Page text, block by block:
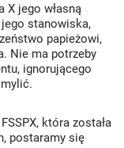
X jego własną
stanowiska,
papieżowi,
Nie ma potrzeby
ignorującego
która została
postaramy się